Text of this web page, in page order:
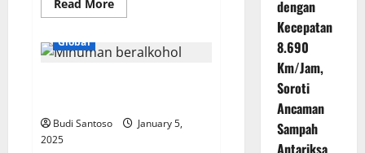
Read More
more
10
Daerah
Tinggi
di
Global
Budi Santoso
January 5,
2025
dengan
Kecepatan
8.690
Km/Jam,
Soroti
Ancaman
Sampah
Antariksa